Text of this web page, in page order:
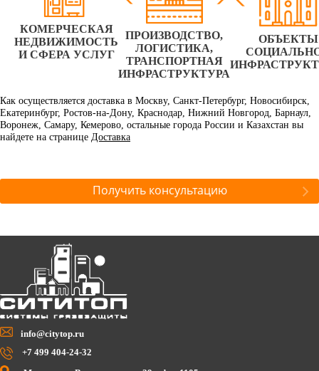
КОМЕРЧЕСКАЯ
НЕДВИЖИМОСТЬ
И СФЕРА УСЛУГ
ПРОИЗВОДСТВО,
ЛОГИСТИКА,
ТРАНСПОРТНАЯ
ИНФРАСТРУКТУРА
ОБЪЕКТЫ
Как осуществляется доставка в Москву, Санкт-Петербург, Новосибирск,
Екатеринбург, Ростов-на-Дону, Краснодар, Нижний Новгород, Барнаул,
Воронеж, Самару, Кемерово, остальные города России и Казахстан вы
найдете на странице Доставка
Получить консультацию
info@citytop.ru
+7 499 404-24-32